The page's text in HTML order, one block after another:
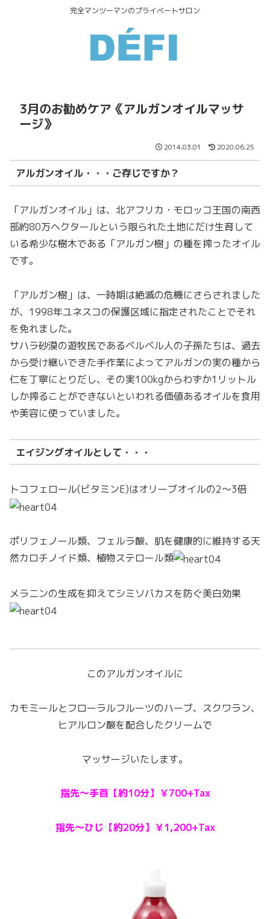
完全マンツーマンのプライベートサロン
3月のお勧めケア《アルガンオイルマッサ
ージ》
2014.03.01 2020.06.25
アルガンオイル・・・ご存じですか？
「アルガンオイル」は、北アフリカ・モロッコ王国の南西
部約80万ヘクタールという限られた土地にだけ生育して
いる希少な樹木である「アルガン樹」の種を搾ったオイル
です。
「アルガン樹」は、一時期は絶滅の危機にさらされました
が、1998年ユネスコの保護区域に指定されたことでそれ
を免れました。
サハラ砂漠の遊牧民であるベルベル人の子孫たちは、過去
から受け継いできた手作業によってアルガンの実の種から
仁を丁寧にとりだし、その実100kgからわずか1リットル
しか搾ることができないといわれる価値あるオイルを食用
や美容に使っていました。
エイジングオイルとして・・・
トコフェロール(ビタミンE)はオリーブオイルの2～3倍
ポリフェノール類、フェルラ酸、肌を健康的に維持する天
然カロチノイド類、植物ステロール類
メラニンの生成を抑えてシミソバカスを防ぐ美白効果
このアルガンオイルに
カモミールとフローラルフルーツのハーブ、スクワラン、
ヒアルロン酸を配合したクリームで
マッサージいたします。
指先～手首【約10分】￥700+Tax
指先～ひじ【約20分】￥1,200+Tax